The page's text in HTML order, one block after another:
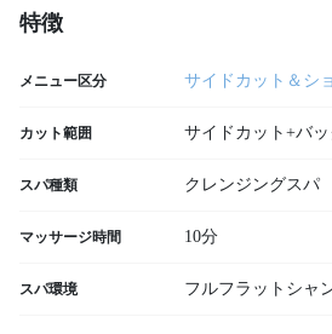
特徴
メニュー区分 サイドカット＆シ
カット範囲 サイドカット+バッ
スパ種類 クレンジングスパ
マッサージ時間 10分
スパ環境 フルフラットシャ